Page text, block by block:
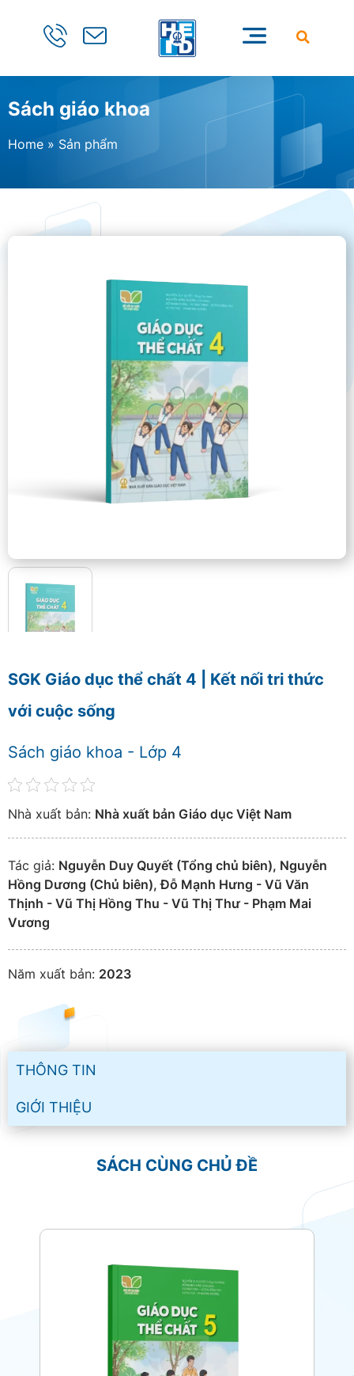
Sách giáo khoa
Home » Sản phẩm
SGK Giáo dục thể chất 4 | Kết nối tri thức
với cuộc sống
Sách giáo khoa - Lớp 4
Nhà xuất bản: Nhà xuất bản Giáo dục Việt Nam
Tác giả: Nguyễn Duy Quyết (Tổng chủ biên), Nguyễn
Hồng Dương (Chủ biên), Đỗ Mạnh Hưng - Vũ Văn
Thịnh - Vũ Thị Hồng Thu - Vũ Thị Thư - Phạm Mai
Vương
Năm xuất bản: 2023
THÔNG TIN
GIỚI THIỆU
SÁCH CÙNG CHỦ ĐỀ